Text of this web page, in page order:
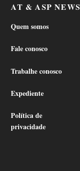
AT & ASP NEWS
Quem somos
Fale conosco
Trabalhe conosco
Expediente
Política de
privacidade